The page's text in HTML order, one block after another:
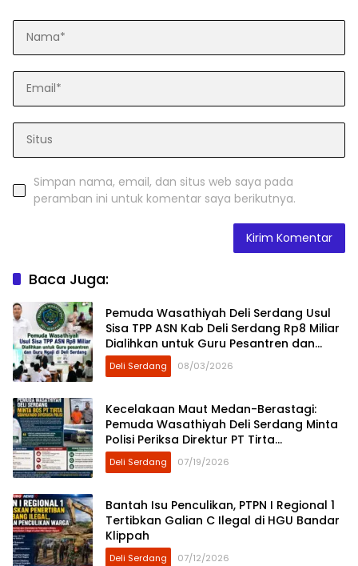
Simpan nama, email, dan situs web saya pada
peramban ini untuk komentar saya berikutnya.
Baca Juga:
Pemuda Wasathiyah Deli Serdang Usul
Sisa TPP ASN Kab Deli Serdang Rp8 Miliar
Dialihkan untuk Guru Pesantren dan
Guru Ngaji
Deli Serdang 08/03/2026
Kecelakaan Maut Medan-Berastagi:
Pemuda Wasathiyah Deli Serdang Minta
Polisi Periksa Direktur PT Tirta
Sibayakindo
Deli Serdang 07/19/2026
Bantah Isu Penculikan, PTPN I Regional 1
Tertibkan Galian C Ilegal di HGU Bandar
Klippah
Deli Serdang 07/12/2026